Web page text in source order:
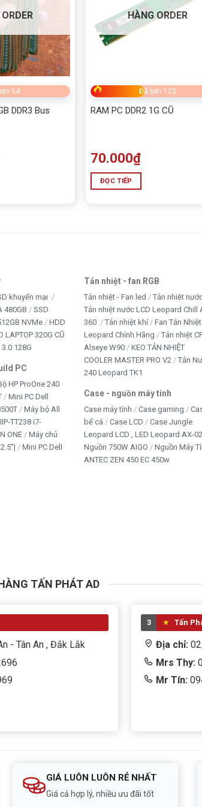
54
DDR3 Bus
HÀNG ORDER
Đã bán 123
RAM PC DDR2 1G CŨ
70.000₫
ĐỌC TIẾP
khuyến mại
480GB
SSD
NVMe
HDD
LAPTOP 320G CŨ
128G
PC
HP ProOne 240
Mini PC Dell
Máy bộ All
TT238 i7-
ONE
Máy chủ
Mini PC Dell
Tản nhiệt - fan RGB
Tản nhiệt - Fan led
Tản nhiệt
Tản nhiệt nước LCD Leopard Chill
360
Tản nhiệt khí
Fan Tản Nhiệt
Leopard Chính Hãng
Tản nhiệt
Alseye W90
KEO TẢN NHIỆT
COOLER MASTER PRO V2
Tản
240 Leopard TK1
Case - nguồn máy tính
Case máy tính Case gaming
bể cá
Case LCD
Case Jungle
Leopard LCD , LED Leopard AX-02
Nguồn 750W AIGO
Nguồn Máy
ANTEC ZEN 450 EC 450w
TẤN PHÁT AD
- Tân An , Đắk Lắk
3 Tấn
Địa chỉ:
Mrs Thy:
Mr Tín:
GIÁ LUÔN LUÔN RẺ NHẤT
Giá cả hợp lý, nhiều ưu đãi tốt